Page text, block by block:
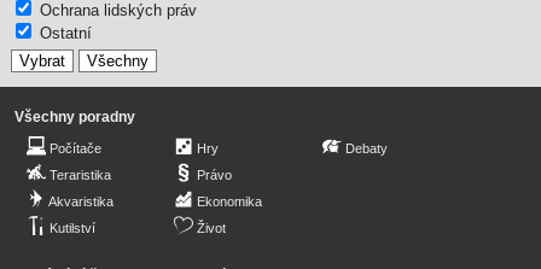
Ochrana lidských práv
Ostatní
Všechny poradny
Počítače
Teraristika
Akvaristika
Kutilství
Hry
Právo
Ekonomika
Život
Debaty